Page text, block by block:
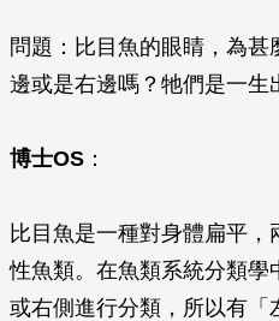
問題：比目魚的眼睛，為
邊或是右邊嗎？牠們是一生
博士OS ：
比目魚是一種對身體扁平
性魚類。在魚類系統分類學
或右側進行分類，所以有「